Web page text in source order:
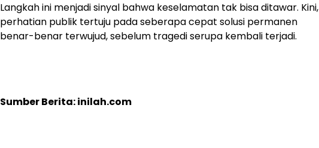
Langkah ini menjadi sinyal bahwa keselamatan tak bisa ditawar. Kini,
perhatian publik tertuju pada seberapa cepat solusi permanen
benar-benar terwujud, sebelum tragedi serupa kembali terjadi.
Sumber Berita: inilah.com